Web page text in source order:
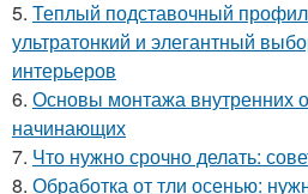
5. Теплый подставочный
ультратонкий и элегантный
интерьеров
6. Основы монтажа внутренних
начинающих
7. Что нужно срочно делать:
8. Обработка от тли осенью: